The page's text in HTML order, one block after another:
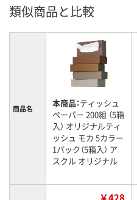
類似商品と比較
商品名 本商品：ティッシュ
ペーパー 200組 （5箱
入） オリジナルティ
ッシュ モカ 5カラー
1パック（5箱入） ア
スクル オリジナル
￥428